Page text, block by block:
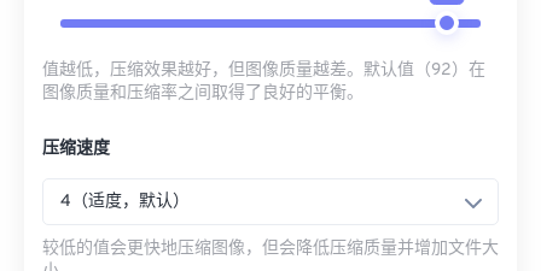
值越低，压缩效果越好，但图像质量越差。默认值（92）在
图像质量和压缩率之间取得了良好的平衡。
压缩速度
4（适度，默认）
较低的值会更快地压缩图像，但会降低压缩质量并增加文件大